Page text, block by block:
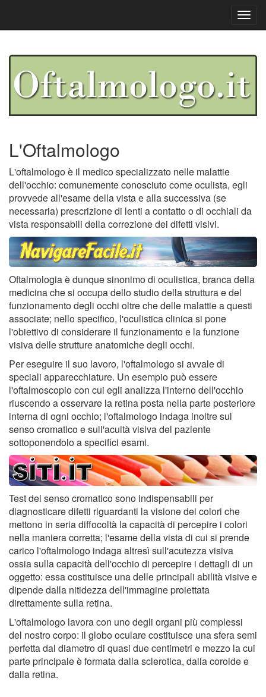
L'Oftalmologo
L'oftalmologo è il medico specializzato nelle malattie
dell'occhio: comunemente conosciuto come oculista, egli
provvede all'esame della vista e alla successiva (se
necessaria) prescrizione di lenti a contatto o di occhiali da
vista responsabili della correzione dei difetti visivi.
Oftalmologia è dunque sinonimo di oculistica, branca della
medicina che si occupa dello studio della struttura e del
funzionamento degli occhi oltre che delle malattie a questi
associate; nello specifico, l'oculistica clinica si pone
l'obiettivo di considerare il funzionamento e la funzione
visiva delle strutture anatomiche degli occhi.
Per eseguire il suo lavoro, l'oftalmologo si avvale di
speciali apparecchiature. Un esempio può essere
l'oftalmoscopio con cui egli analizza l'interno dell'occhio
riuscendo a osservare la retina posta nella parte posteriore
interna di ogni occhio; l'oftalmologo indaga inoltre sul
senso cromatico e sull'acuità visiva del paziente
sottoponendolo a specifici esami.
Test del senso cromatico sono indispensabili per
diagnosticare difetti riguardanti la visione dei colori che
mettono in seria diffocoltà la capacità di percepire i colori
nella maniera corretta; l'esame della vista di cui si prende
carico l'oftalmologo indaga altresì sull'acutezza visiva
ossia sulla capacità dell'occhio di percepire i dettagli di un
oggetto: essa costituisce una delle principali abilità visive e
dipende dalla nitidezza dell'immagine proiettata
direttamente sulla retina.
L'oftalmologo lavora con uno degli organi più complessi
del nostro corpo: il globo oculare costituisce una sfera semi
perfetta dal diametro di quasi due centimetri e mezzo la cui
parte principale è formata dalla sclerotica, dalla coroide e
dalla retina.